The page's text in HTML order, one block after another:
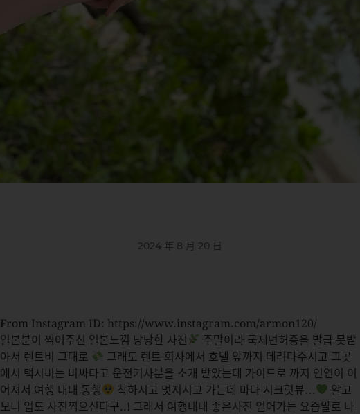
2024 年 8 月 20 日
From Instagram ID: https://www.instagram.com/armon120/
일본분이 찍어주신 일본느낌 낭낭한 사진
주말이라 국제면허증을 발급 못받
아서 렌트비 그대로
그래도 렌트 회사에서 호텔 앞까지 데려다주시고 그곳
에서 택시비는 비싸다고 운전기사분을 소개 받았는데 가이드로 까지 인연이 이
어져서 여행 내내 동행
착하시고 멋지시고 가는데 마다 시크릿뷰…
알고
보니 업도 사진찍으신다구..! 그래서 여행내내 좋은사진 얻어가는 요즘말로 나